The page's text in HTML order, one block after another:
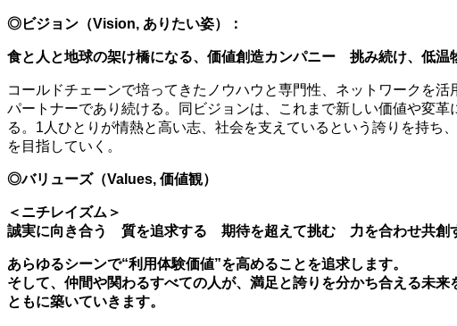
◎ビジョン（Vision, ありたい姿）：
食と人と地球の架け橋になる、価値創造カンパニー 挑み続け、低温
コールドチェーンで培ってきたノウハウと専門性、ネットワークを
パートナーであり続ける。同ビジョンは、これまで新しい価値や変
る。1人ひとりが情熱と高い志、社会を支えているという誇りを持
を目指していく。
◎バリューズ（Values, 価値観）
＜ニチレイズム＞
誠実に向き合う 質を追求する 期待を超えて挑む 力を合わせ共創
あらゆるシーンで“利用体験価値”を高めることを追求します。
そして、仲間や関わるすべての人が、満足と誇りを分かち合える未来
ともに築いていきます。